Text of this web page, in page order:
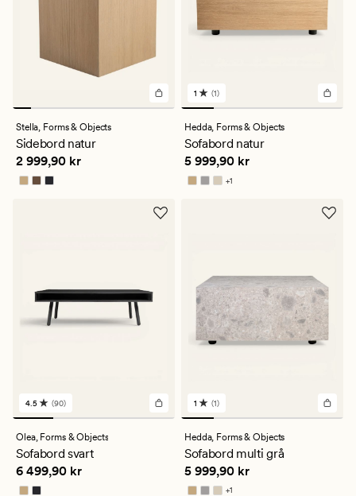
Stella, Forms & Objects
Sidebord natur
Pris 2 999,90 kr
2 999,90 kr
1
anmeldelser
med
en
gjennomsnittlig
vurdering
på
1
1 (1)
Hedda, Forms & Objects
Sofabord natur
Pris 5 999,90 kr
5 999,90 kr
+1
Tilgjengelig i flere farger
90
anmeldelser
med
en
gjennomsnittlig
vurdering
på
4.5 (90)
Olea, Forms & Objects
Sofabord svart
Pris 6 499,90 kr
6 499,90 kr
1
anmeldelser
med
en
gjennomsnittlig
vurdering
på
1 (1)
Hedda, Forms & Objects
Sofabord multi grå
Pris 5 999,90 kr
5 999,90 kr
+1